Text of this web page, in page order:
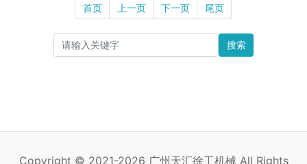
首页 上一页 下一页 尾页
搜索
Copyright © 2021-2026 广州天汇徐工机械 All Rights